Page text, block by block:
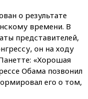
о результате
времени. В
представителей,
он на ходу
«Хорошая
Обама позвонил
его о том,